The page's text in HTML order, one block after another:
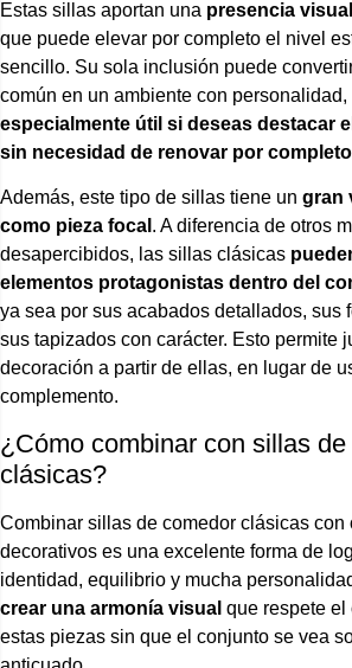
Estas sillas aportan una presencia
que puede elevar por completo el nivel
sencillo. Su sola inclusión puede
común en un ambiente con
especialmente útil si deseas destacar
sin necesidad de renovar por
Además, este tipo de sillas tiene un gran
como pieza focal . A diferencia de otros
desapercibidos, las sillas clásicas
elementos protagonistas dentro del
ya sea por sus acabados detallados, sus
sus tapizados con carácter. Esto permite
decoración a partir de ellas, en lugar de
complemento.
¿Cómo combinar con sillas
clásicas?
Combinar sillas de comedor clásicas con
decorativos es una excelente forma de
identidad, equilibrio y mucha
crear una armonía visual que respete el
estas piezas sin que el conjunto se vea